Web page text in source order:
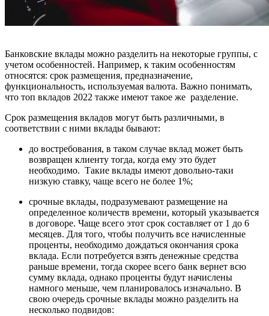
Банковские вклады можно разделить на некоторые группы, с
учетом особенностей. Например, к таким особенностям
относятся: срок размещения, предназначение,
функциональность, используемая валюта. Важно понимать,
что топ вкладов 2022 также имеют такое же разделение.
Срок размещения вкладов могут быть различными, в
соответствии с ними вклады бывают:
до востребования, в таком случае вклад может быть
возвращен клиенту тогда, когда ему это будет
необходимо. Такие вклады имеют довольно-таки
низкую ставку, чаще всего не более 1%;
срочные вклады, подразумевают размещение на
определенное количеств времени, который указывается
в договоре. Чаще всего этот срок составляет от 1 до 6
месяцев. Для того, чтобы получить все начисленные
проценты, необходимо дождаться окончания срока
вклада. Если потребуется взять денежные средства
раньше времени, тогда скорее всего банк вернет всю
сумму вклада, однако проценты будут начислены
намного меньше, чем планировалось изначально. В
свою очередь срочные вклады можно разделить на
несколько подвидов: